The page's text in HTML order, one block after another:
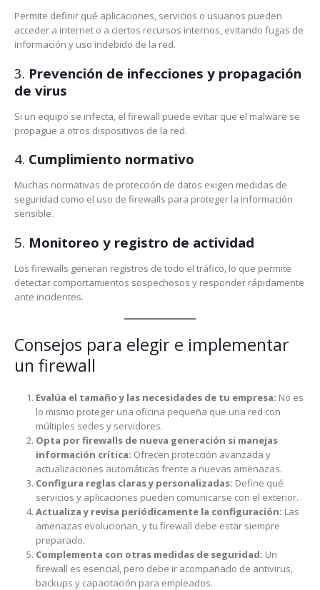
Permite definir qué aplicaciones, servicios o usuarios pueden
acceder a internet o a ciertos recursos internos, evitando fugas de
información y uso indebido de la red.
3. Prevención de infecciones y propagación
de virus
Si un equipo se infecta, el firewall puede evitar que el malware se
propague a otros dispositivos de la red.
4. Cumplimiento normativo
Muchas normativas de protección de datos exigen medidas de
seguridad como el uso de firewalls para proteger la información
sensible.
5. Monitoreo y registro de actividad
Los firewalls generan registros de todo el tráfico, lo que permite
detectar comportamientos sospechosos y responder rápidamente
ante incidentes.
Consejos para elegir e implementar
un firewall
Evalúa el tamaño y las necesidades de tu empresa: No es
lo mismo proteger una oficina pequeña que una red con
múltiples sedes y servidores.
Opta por firewalls de nueva generación si manejas
información crítica: Ofrecen protección avanzada y
actualizaciones automáticas frente a nuevas amenazas.
Configura reglas claras y personalizadas: Define qué
servicios y aplicaciones pueden comunicarse con el exterior.
Actualiza y revisa periódicamente la configuración: Las
amenazas evolucionan, y tu firewall debe estar siempre
preparado.
Complementa con otras medidas de seguridad: Un
firewall es esencial, pero debe ir acompañado de antivirus,
backups y capacitación para empleados.